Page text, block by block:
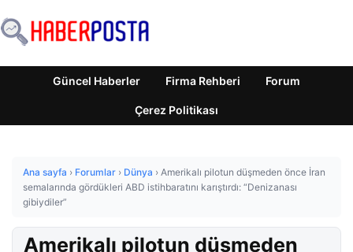
Güncel Haberler Firma Rehberi Forum
Çerez Politikası
Ana sayfa › Forumlar › Dünya › Amerikalı pilotun düşmeden önce İran
semalarında gördükleri ABD istihbaratını karıştırdı: “Denizanası
gibiydiler”
Amerikalı pilotun düşmeden